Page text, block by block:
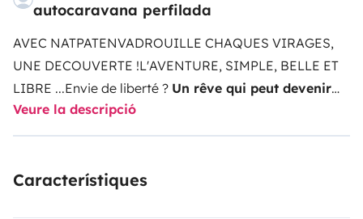
autocaravana perfilada
AVEC NATPATENVADROUILLE CHAQUES VIRAGES,
UNE DECOUVERTE !L'AVENTURE, SIMPLE, BELLE ET
LIBRE ...Envie de liberté ? Un rêve qui peut devenir
réalité pour quelques jours
un coup de tête, sans vider votre compte en banque
idéal pour les amoureux de la route, les explorateurs
Veure la descripció
Característiques